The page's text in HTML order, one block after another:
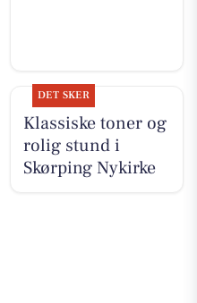
DET SKER
Klassiske toner og
rolig stund i
Skørping Nykirke